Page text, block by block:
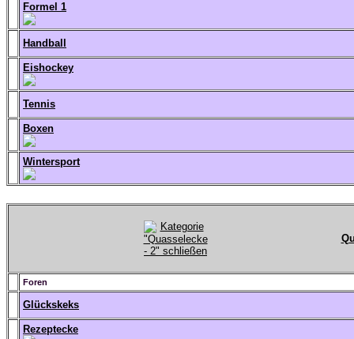
Formel 1
Handball
Eishockey
Tennis
Boxen
Wintersport
Foren
Glückskeks
Rezeptecke